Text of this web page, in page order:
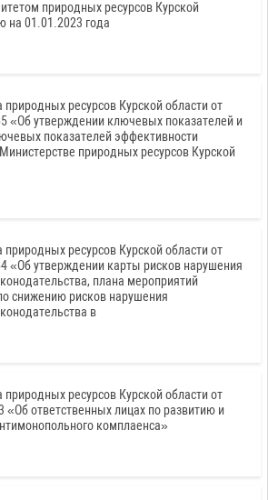
природных ресурсов Курской
на 01.01.2023 года
ресурсов Курской области от
«Об утверждении ключевых показателей и
показателей эффективности
природных ресурсов Курской
ресурсов Курской области от
«Об утверждении карты рисков нарушения
плана мероприятий
снижению рисков нарушения
в
ресурсов Курской области от
ответственных лицах по развитию и
комплаенса»